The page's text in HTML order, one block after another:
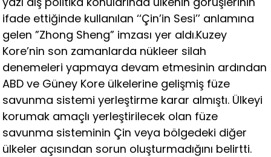
ifade ettiğinde kullanılan ‘‘Çin’in Sesi’’ anlamına
gelen ”Zhong Sheng” imzası yer aldı.Kuzey
Kore’nin son zamanlarda nükleer silah
denemeleri yapmaya devam etmesinin ardından
ABD ve Güney Kore ülkelerine gelişmiş füze
savunma sistemi yerleştirme karar almıştı. Ülkeyi
korumak amaçlı yerleştirilecek olan füze
savunma sisteminin Çin veya bölgedeki diğer
ülkeler açısından sorun oluşturmadığını belirtti.